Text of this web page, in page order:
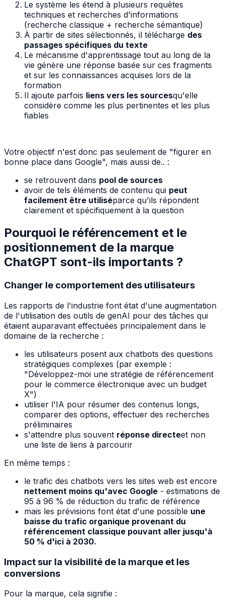
Le système les étend à plusieurs requêtes
techniques et recherches d'informations
(recherche classique + recherche sémantique)
À partir de sites sélectionnés, il télécharge des
passages spécifiques du texte
Le mécanisme d'apprentissage tout au long de la
vie génère une réponse basée sur ces fragments
et sur les connaissances acquises lors de la
formation
Il ajoute parfois liens vers les sourcesqu'elle
considère comme les plus pertinentes et les plus
fiables
Votre objectif n'est donc pas seulement de "figurer en
bonne place dans Google", mais aussi de.. :
se retrouvent dans pool de sources
avoir de tels éléments de contenu qui peut
facilement être utiliséparce qu'ils répondent
clairement et spécifiquement à la question
Pourquoi le référencement et le
positionnement de la marque
ChatGPT sont-ils importants ?
Changer le comportement des utilisateurs
Les rapports de l'industrie font état d'une augmentation
de l'utilisation des outils de genAI pour des tâches qui
étaient auparavant effectuées principalement dans le
domaine de la recherche :
les utilisateurs posent aux chatbots des questions
stratégiques complexes (par exemple :
"Développez-moi une stratégie de référencement
pour le commerce électronique avec un budget
X")
utiliser l'IA pour résumer des contenus longs,
comparer des options, effectuer des recherches
préliminaires
s'attendre plus souvent réponse directeet non
une liste de liens à parcourir
En même temps :
le trafic des chatbots vers les sites web est encore
nettement moins qu'avec Google - estimations de
95 à 96 % de réduction du trafic de référence
mais les prévisions font état d'une possible une
baisse du trafic organique provenant du
référencement classique pouvant aller jusqu'à
50 % d'ici à 2030.
Impact sur la visibilité de la marque et les
conversions
Pour la marque, cela signifie :